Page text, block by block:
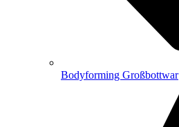
Bodyforming Großbottwar